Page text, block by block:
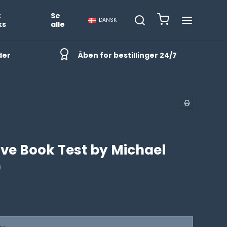
Se
alle
DANSK
Åben for bestillinger 24/7
Book Test by Michael